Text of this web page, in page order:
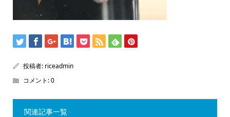
投稿者: riceadmin
コメント:0
関連記事一覧